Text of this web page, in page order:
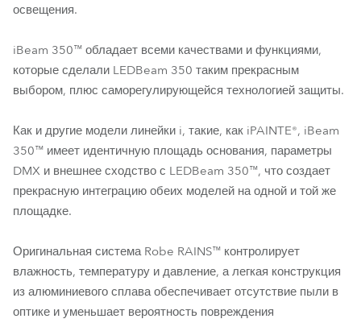
освещения.
iBeam 350™ обладает всеми качествами и функциями,
которые сделали LEDBeam 350 таким прекрасным
выбором, плюс саморегулирующейся технологией защиты.
Как и другие модели линейки i, такие, как iPAINTE®, iBeam
350™ имеет идентичную площадь основания, параметры
DMX и внешнее сходство с LEDBeam 350™, что создает
прекрасную интеграцию обеих моделей на одной и той же
площадке.
Оригинальная система Robe RAINS™ контролирует
влажность, температуру и давление, а легкая конструкция
из алюминиевого сплава обеспечивает отсутствие пыли в
оптике и уменьшает вероятность повреждения